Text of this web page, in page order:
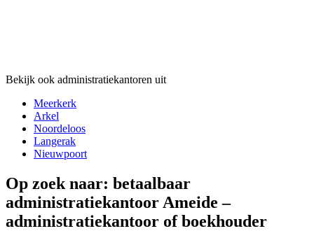
Bekijk ook administratiekantoren uit
Meerkerk
Arkel
Noordeloos
Langerak
Nieuwpoort
Op zoek naar: betaalbaar
administratiekantoor Ameide –
administratiekantoor of boekhouder